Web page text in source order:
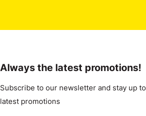
Always the latest promotions!
Subscribe to our newsletter and stay up
latest promotions